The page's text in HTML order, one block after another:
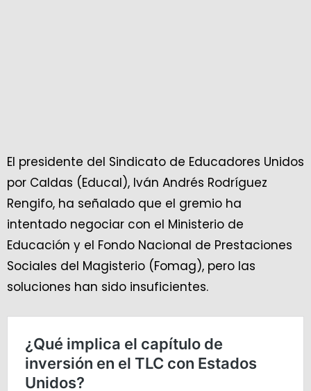
El presidente del Sindicato de Educadores Unidos
por Caldas (Educal), Iván Andrés Rodríguez
Rengifo, ha señalado que el gremio ha
intentado negociar con el Ministerio de
Educación y el Fondo Nacional de Prestaciones
Sociales del Magisterio (Fomag), pero las
soluciones han sido insuficientes.